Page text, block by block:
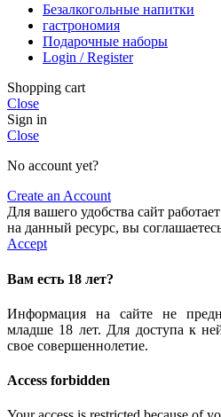
Безалкогольные напитки
гастрономия
Подарочные наборы
Login / Register
Shopping cart
Close
Sign in
Close
No account yet?
Create an Account
Для вашего удобства сайт
на данный ресурс, вы
Accept
Вам есть 18 лет?
Информация на сайте не
младше 18 лет. Для доступа к
свое совершеннолетие.
Access forbidden